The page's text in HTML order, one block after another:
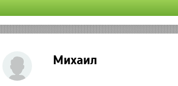
Михаил